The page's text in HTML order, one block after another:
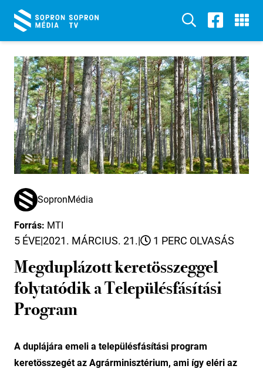
SopronMédia
Forrás: MTI
5 ÉVE|2021. MÁRCIUS. 21.| 1 PERC OLVASÁS
Megduplázott keretösszeggel
folytatódik a Településfásítási
Program
A duplájára emeli a településfásítási program
keretösszegét az Agrárminisztérium, ami így eléri az